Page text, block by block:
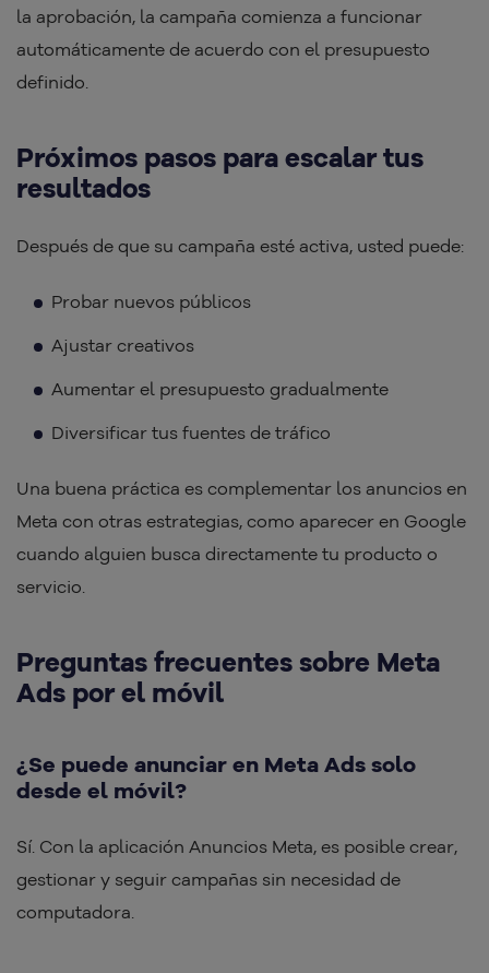
la aprobación, la campaña comienza a funcionar
automáticamente de acuerdo con el presupuesto
definido.
Próximos pasos para escalar tus
resultados
Después de que su campaña esté activa, usted puede:
Probar nuevos públicos
Ajustar creativos
Aumentar el presupuesto gradualmente
Diversificar tus fuentes de tráfico
Una buena práctica es complementar los anuncios en
Meta con otras estrategias, como aparecer en Google
cuando alguien busca directamente tu producto o
servicio.
Preguntas frecuentes sobre Meta
Ads por el móvil
¿Se puede anunciar en Meta Ads solo
desde el móvil?
Sí. Con la aplicación Anuncios Meta, es posible crear,
gestionar y seguir campañas sin necesidad de
computadora.